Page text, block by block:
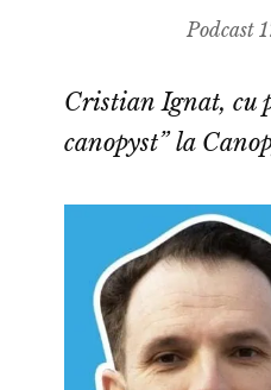
Podcast
Cristian Ignat, cu
canopyst” la